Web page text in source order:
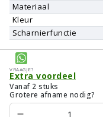
Materiaal
Kleur
Scharnierfunctie
Vraagje?
Extra voordeel
Vanaf 2 stuks
Grotere afname nodig?